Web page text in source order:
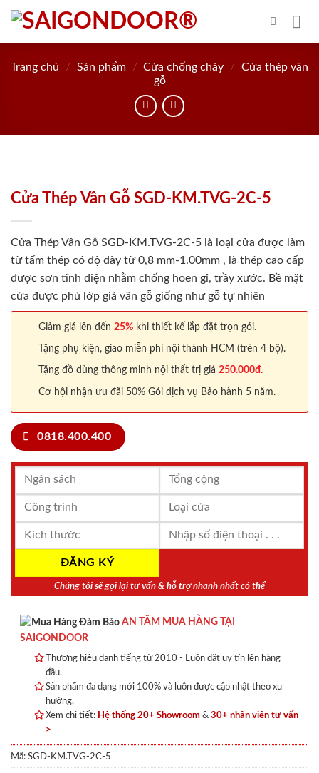
Skip
content
Trang chủ / Sản phẩm / Cửa chống cháy /
Cửa thép vân
gỗ
Cửa Thép Vân Gỗ SGD-KM.TVG-2C-5
Cửa Thép Vân Gỗ SGD-KM.TVG-2C-5 là loại cửa được làm
từ tấm thép có độ dày từ 0,8 mm-1.00mm , là thép cao cấp
được sơn tĩnh điện nhằm chống hoen gỉ, trầy xước. Bề mặt
cửa được phủ lớp giả vân gỗ giống như gỗ tự nhiên
Giảm giá lên đến 25% khi thiết kế lắp đặt trọn gói.
Tặng phụ kiện, giao miễn phí nội thành HCM (trên 4 bộ).
Tặng đồ dùng thông minh nội thất trị giá 250.000đ.
Cơ hội nhận ưu đãi 50% Gói dịch vụ Bảo hành 5 năm.
0818.400.400
Chúng tôi sẽ gọi lại tư vấn & hỗ trợ nhanh nhất có thể
AN TÂM MUA HÀNG TẠI
SAIGONDOOR
Thương hiệu danh tiếng từ 2010 - Luôn đặt uy tín lên hàng
đầu.
Sản phẩm đa dạng mới 100% và luôn được cập nhật theo xu
hướng.
Xem chi tiết: Hệ thống 20+ Showroom & 30+ nhân viên tư vấn
>
Mã: SGD-KM.TVG-2C-5